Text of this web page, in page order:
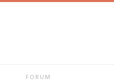
FORUM